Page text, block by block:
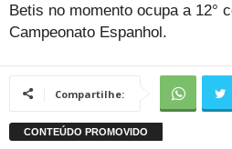
Betis no momento ocupa a 12°
Campeonato Espanhol.
Compartilhe: